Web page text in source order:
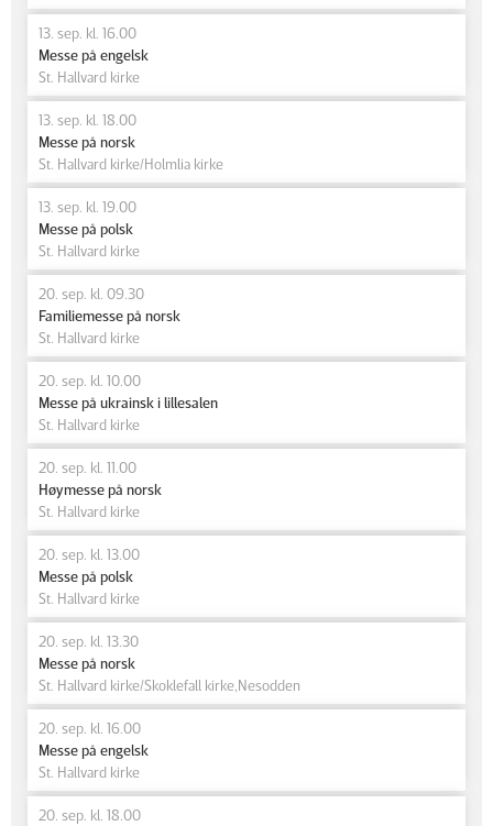
13. sep. kl. 16.00
Messe på engelsk
St. Hallvard kirke
13. sep. kl. 18.00
Messe på norsk
St. Hallvard kirke/Holmlia kirke
13. sep. kl. 19.00
Messe på polsk
St. Hallvard kirke
20. sep. kl. 09.30
Familiemesse på norsk
St. Hallvard kirke
20. sep. kl. 10.00
Messe på ukrainsk i lillesalen
St. Hallvard kirke
20. sep. kl. 11.00
Høymesse på norsk
St. Hallvard kirke
20. sep. kl. 13.00
Messe på polsk
St. Hallvard kirke
20. sep. kl. 13.30
Messe på norsk
St. Hallvard kirke/Skoklefall kirke,Nesodden
20. sep. kl. 16.00
Messe på engelsk
St. Hallvard kirke
20. sep. kl. 18.00